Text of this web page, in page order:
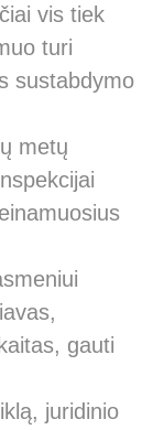
vis tiek
turi
sustabdymo
metų
gauti
juridinio